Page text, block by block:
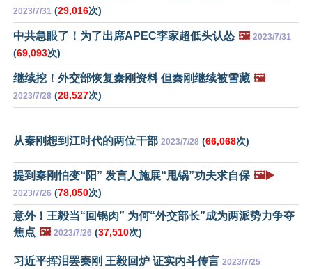
2023/7/31 (29,016次)
中共急眼了！为了出席APEC李家超低头认怂 🖼️ 2023/7/31
(69,093次)
继续挖！外交部恢复秦刚资料 但秦刚继续被雪藏 🖼️
2023/7/28 (28,527次)
从秦刚想到江时代的两位干部 2023/7/28 (66,068次)
提到秦刚怕变“阳” 发言人施展“甩锅”功夫求自保 🖼️▶️
2023/7/26 (78,050次)
意外！王毅当“回锅肉” 为何“外交部长”成为两派势力争夺
焦点 🖼️ 2023/7/26 (37,510次)
习近平挥泪罢秦刚 王毅回炉 证实内斗传言 2023/7/25